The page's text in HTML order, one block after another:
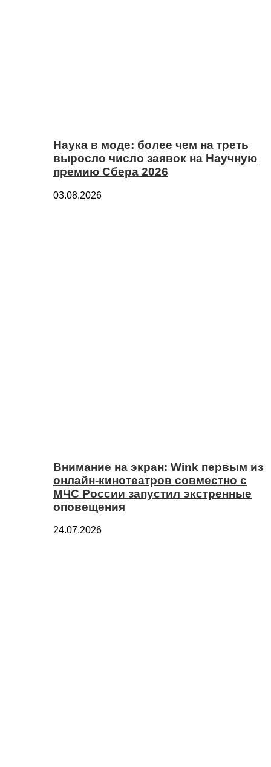
Наука в моде: более чем на треть
выросло число заявок на Научную
премию Сбера 2026
03.08.2026
Внимание на экран: Wink первым из
онлайн-кинотеатров совместно с
МЧС России запустил экстренные
оповещения
24.07.2026